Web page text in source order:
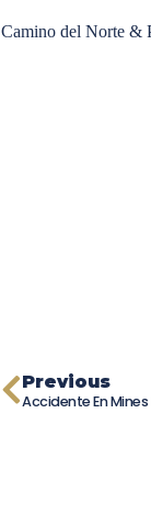
Camino del Norte &
Previous